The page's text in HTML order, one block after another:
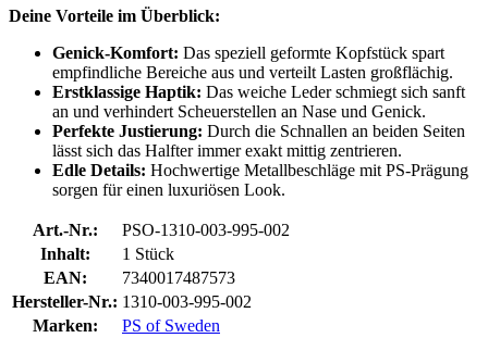
Deine Vorteile im Überblick:
Genick-Komfort: Das speziell geformte Kopfstück spart
empfindliche Bereiche aus und verteilt Lasten großflächig.
Erstklassige Haptik: Das weiche Leder schmiegt sich sanft
an und verhindert Scheuerstellen an Nase und Genick.
Perfekte Justierung: Durch die Schnallen an beiden Seiten
lässt sich das Halfter immer exakt mittig zentrieren.
Edle Details: Hochwertige Metallbeschläge mit PS-Prägung
sorgen für einen luxuriösen Look.
Art.-Nr.:
PSO-1310-003-995-002
Inhalt:
1 Stück
EAN:
7340017487573
Hersteller-Nr.: 1310-003-995-002
Marken:
PS of Sweden